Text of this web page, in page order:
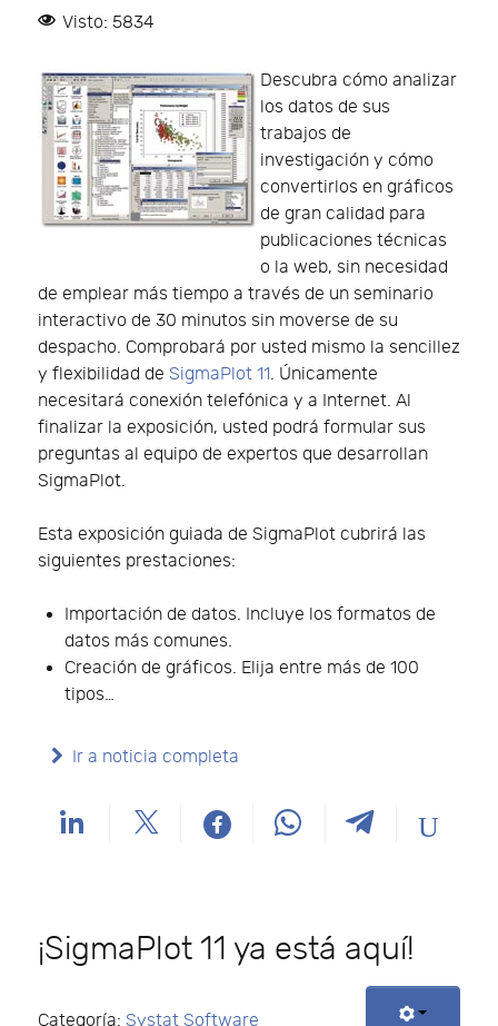
Visto: 5834
Descubra cómo analizar
los datos de sus
trabajos de
investigación y cómo
convertirlos en gráficos
de gran calidad para
publicaciones técnicas
o la web, sin necesidad
de emplear más tiempo a través de un seminario
interactivo de 30 minutos sin moverse de su
despacho. Comprobará por usted mismo la sencillez
y flexibilidad de SigmaPlot 11. Únicamente
necesitará conexión telefónica y a Internet. Al
finalizar la exposición, usted podrá formular sus
preguntas al equipo de expertos que desarrollan
SigmaPlot.
Esta exposición guiada de SigmaPlot cubrirá las
siguientes prestaciones:
Importación de datos. Incluye los formatos de
datos más comunes.
Creación de gráficos. Elija entre más de 100
tipos…
Ir a noticia completa
¡SigmaPlot 11 ya está aquí!
Categoría: Systat Software